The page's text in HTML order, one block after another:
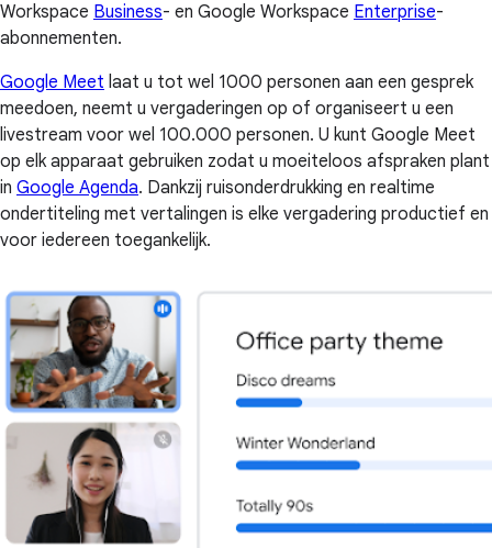
Workspace Business- en Google Workspace Enterprise-
abonnementen.
Google Meet laat u tot wel 1000 personen aan een gesprek
meedoen, neemt u vergaderingen op of organiseert u een
livestream voor wel 100.000 personen. U kunt Google Meet
op elk apparaat gebruiken zodat u moeiteloos afspraken plant
in Google Agenda. Dankzij ruisonderdrukking en realtime
ondertiteling met vertalingen is elke vergadering productief en
voor iedereen toegankelijk.